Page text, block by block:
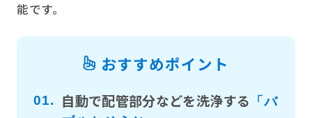
能です。
おすすめポイント
01. 自動で配管部分などを洗浄する 「バ